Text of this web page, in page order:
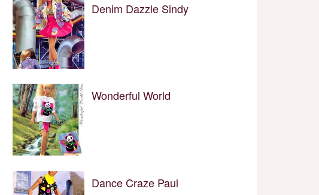
Denim Dazzle Sindy
Wonderful World
Dance Craze Paul